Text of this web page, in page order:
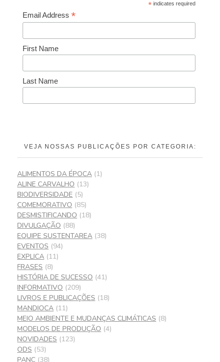
* indicates required
Email Address*
First Name
Last Name
VEJA NOSSAS PUBLICAÇÕES POR CATEGORIA:
ALIMENTOS DA ÉPOCA (1)
ALINE CARVALHO (13)
BIODIVERSIDADE (5)
COMEMORATIVO (85)
DESMISTIFICANDO (18)
DIVULGAÇÃO (88)
EQUIPE SUSTENTAREA (38)
EVENTOS (94)
EXPLICA (11)
FRASES (8)
HISTÓRIA DE SUCESSO (41)
INFORMATIVO (209)
LIVROS E PUBLICAÇÕES (18)
MANDIOCA (11)
MEIO AMBIENTE E MUDANÇAS CLIMÁTICAS (8)
MODELOS DE PRODUÇÃO (4)
NOVIDADES (123)
ODS (53)
PANC (38)